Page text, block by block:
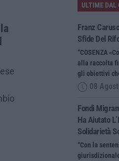
ULTIME DAL
Franz
Sfide Del
“COSENZA
alla raccolta
gli obiettivi
08
Fondi
Ha Aiutato
Solidarietà
“Con la